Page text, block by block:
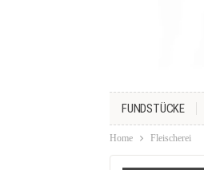
FUNDSTÜCKE
Home Fleischerei